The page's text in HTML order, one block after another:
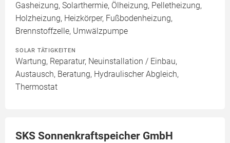
Gasheizung, Solarthermie, Ölheizung, Pelletheizung,
Holzheizung, Heizkörper, Fußbodenheizung,
Brennstoffzelle, Umwälzpumpe
SOLAR TÄTIGKEITEN
Wartung, Reparatur, Neuinstallation / Einbau,
Austausch, Beratung, Hydraulischer Abgleich,
Thermostat
SKS Sonnenkraftspeicher GmbH